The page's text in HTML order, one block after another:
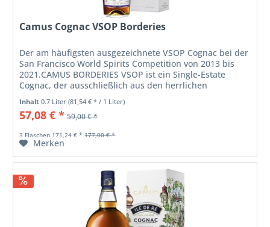
Camus Cognac VSOP Borderies
Der am häufigsten ausgezeichnete VSOP Cognac bei der
San Francisco World Spirits Competition von 2013 bis
2021.CAMUS BORDERIES VSOP ist ein Single-Estate
Cognac, der ausschließlich aus den herrlichen
Weinbergen von CAMUS im Herzen der...
Inhalt0.7 Liter(81,54 € * / 1 Liter)
57,08 € * 59,00 € *
3 Flaschen 171,24 € * 177,00 € *
Merken